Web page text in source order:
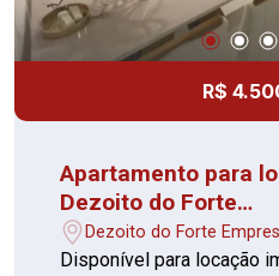
R$
Apartamento para
Dezoito do Forte
Empresarial/
garantido
Dezoito do Forte
Barueri/SP
Disponível para locação